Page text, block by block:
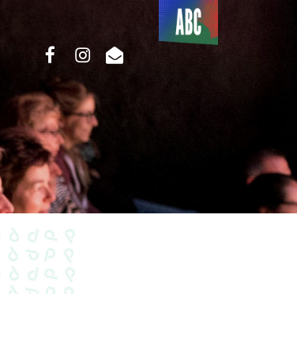
Du côté
de l’ABC
facebookinstagram
email